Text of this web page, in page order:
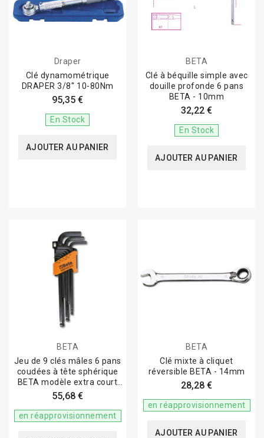
Draper
Clé dynamométrique
DRAPER 3/8'' 10-80Nm
95,35 €
En Stock
AJOUTER AU PANIER
BETA
Clé à béquille simple avec
douille profonde 6 pans
BETA - 10mm
32,22 €
En Stock
AJOUTER AU PANIER
BETA
Jeu de 9 clés mâles 6 pans
coudées à tête sphérique
BETA modèle extra court
110°
55,68 €
en réapprovisionnement
BETA
Clé mixte à cliquet
réversible BETA - 14mm
28,28 €
en réapprovisionnement
AJOUTER AU PANIER